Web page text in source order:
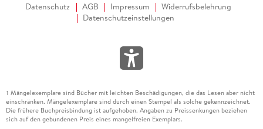
Datenschutz AGB Impressum
Widerrufsbelehrung
Datenschutzeinstellungen
1 Mängelexemplare sind Bücher mit leichten Beschädigungen, die das Lesen aber nicht
einschränken. Mängelexemplare sind durch einen Stempel als solche gekennzeichnet.
Die frühere Buchpreisbindung ist aufgehoben. Angaben zu Preissenkungen beziehen
sich auf den gebundenen Preis eines mangelfreien Exemplars.